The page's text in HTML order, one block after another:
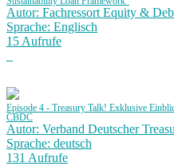
Autor: Fachressort Equity &
Sprache: Englisch
15 Aufrufe
Episode 4 - Treasury Talk! Exklusive
CBDC
Autor: Verband Deutscher
Sprache: deutsch
131 Aufrufe